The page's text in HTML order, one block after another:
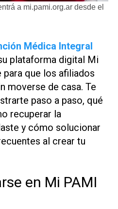
a mi.pami.org.ar desde el
Médica Integral
plataforma digital Mi
que los afiliados
moverse de casa. Te
paso a paso, qué
recuperar la
y cómo solucionar
al crear tu
en Mi PAMI